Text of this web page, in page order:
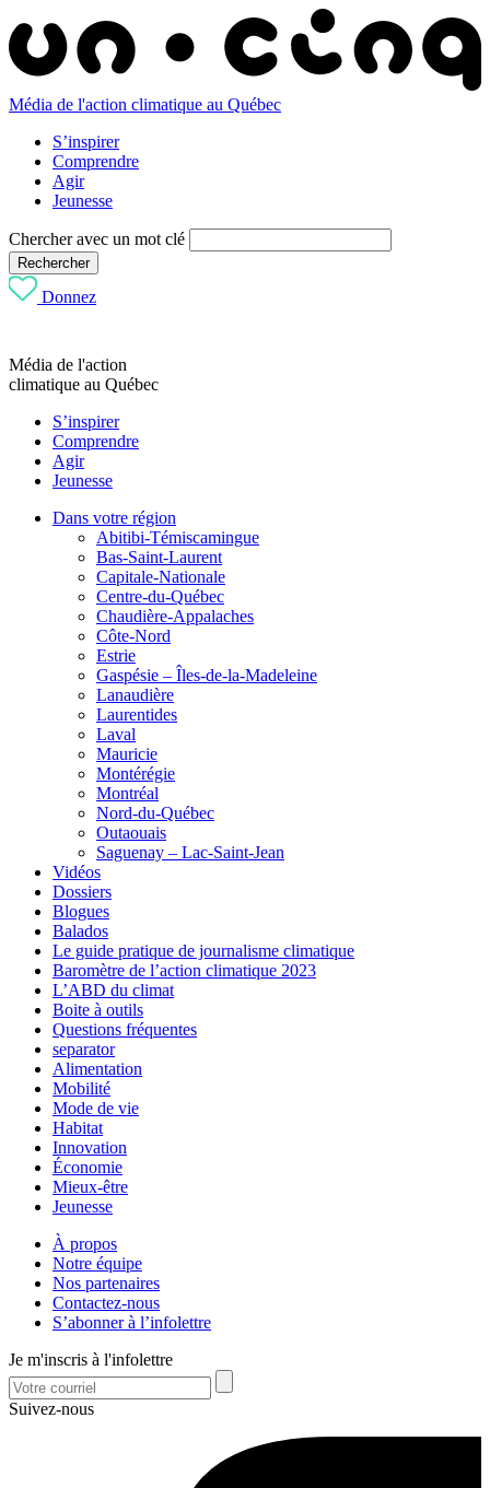
Média de l'action climatique au Québec
S’inspirer
Comprendre
Agir
Jeunesse
Chercher avec un mot clé
Rechercher
Donnez
Média de l'action
climatique au Québec
S’inspirer
Comprendre
Agir
Jeunesse
Dans votre région
Abitibi-Témiscamingue
Bas-Saint-Laurent
Capitale-Nationale
Centre-du-Québec
Chaudière-Appalaches
Côte-Nord
Estrie
Gaspésie – Îles-de-la-Madeleine
Lanaudière
Laurentides
Laval
Mauricie
Montérégie
Montréal
Nord-du-Québec
Outaouais
Saguenay – Lac-Saint-Jean
Vidéos
Dossiers
Blogues
Balados
Le guide pratique de journalisme climatique
Baromètre de l’action climatique 2023
L’ABD du climat
Boite à outils
Questions fréquentes
separator
Alimentation
Mobilité
Mode de vie
Habitat
Innovation
Économie
Mieux-être
Jeunesse
À propos
Notre équipe
Nos partenaires
Contactez-nous
S’abonner à l’infolettre
Je m'inscris à l'infolettre
Suivez-nous